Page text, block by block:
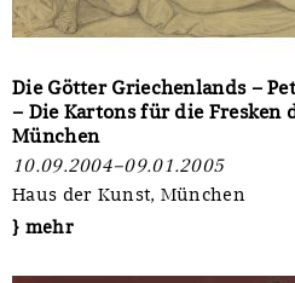
Die Götter Griechenlands –
– Die Kartons für die Fresken
München
10.09.2004–09.01.2005
Haus der Kunst, München
} mehr